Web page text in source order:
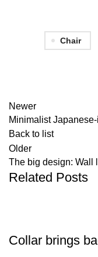
Chair
Newer
Minimalist
Back to list
Older
The big design: Wall
Related Posts
Collar brings